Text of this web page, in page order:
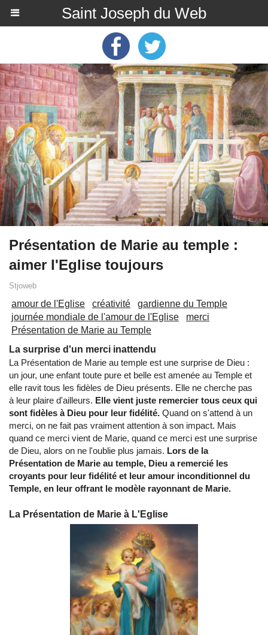
Saint Joseph du Web
Présentation de Marie au temple :
aimer l'Eglise toujours
Stjoweb
amour de l'Eglise créativité
gardienne du Temple
journée mondiale de l'amour de l'Eglise
merci
Présentation de Marie au Temple
La surprise d'un merci inattendu
La Présentation de Marie au temple est une surprise de Dieu :
un jour, une enfant toute pure et belle est amenée au Temple et
elle ravit tous les fidèles de Dieu présents. Elle ne cherche pas
à leur plaire d'ailleurs. Elle vient juste remercier tous ceux qui
sont fidèles à Dieu pour leur fidélité. Quand on s'attend à un
merci, on ne fait pas vraiment attention à son impact. Mais
quand ce merci vient de Marie, quand ce merci est une surprise
de Dieu, alors on ne l'oublie plus jamais. Lors de la
Présentation de Marie au temple, Dieu a remercié les
croyants pour leur fidélité et leur amour inconditionnel du
Temple, en leur offrant le modèle rayonnant de Marie.
La Présentation de Marie à L'Eglise